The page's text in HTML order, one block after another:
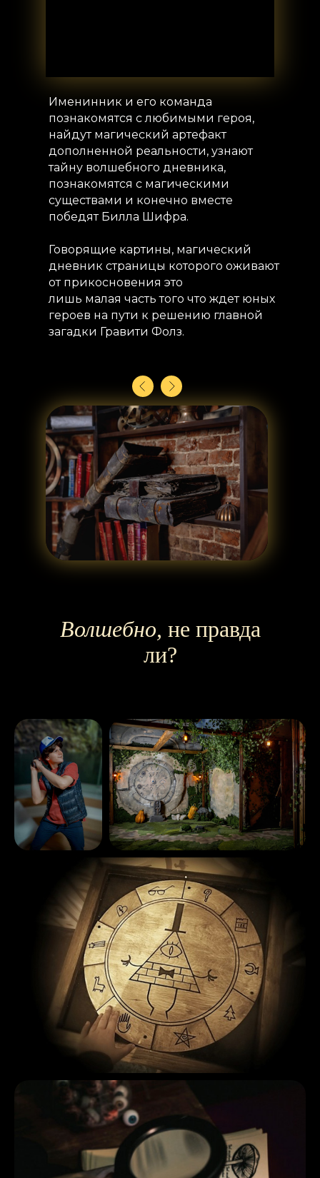
Именинник и его команда
познакомятся с любимыми героя,
найдут магический артефакт
дополненной реальности, узнают
тайну волшебного дневника,
познакомятся с магическими
существами и конечно вместе
победят Билла Шифра.
Говорящие картины, магический
дневник страницы которого оживают
от прикосновения это
лишь малая часть того что ждет юных
героев на пути к решению главной
загадки Гравити Фолз.
Волшебно, не правда
ли?